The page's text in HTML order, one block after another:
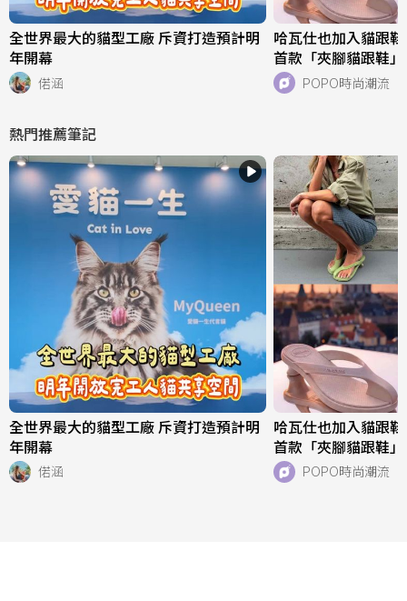
全世界最大的貓型工廠 斥資打造預計明
年開幕
偌涵
哈瓦仕也加入貓跟
首款「夾腳貓跟鞋
好看、一亮相就爆
POPO時尚潮流
熱門推薦筆記
全世界最大的貓型工廠 斥資打造預計明
年開幕
偌涵
哈瓦仕也加入貓跟
首款「夾腳貓跟鞋
好看、一亮相就爆
POPO時尚潮流